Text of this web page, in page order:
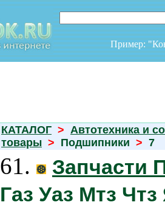
Пример:
КАТАЛОГ > Автотехника и
товары > Подшипники > 7
61.
Запчасти
Газ Уаз Мтз